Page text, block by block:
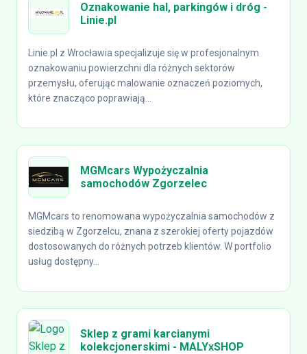
Oznakowanie hal, parkingów i dróg -
Linie.pl
Linie.pl z Wrocławia specjalizuje się w profesjonalnym
oznakowaniu powierzchni dla różnych sektorów
przemysłu, oferując malowanie oznaczeń poziomych,
które znacząco poprawiają...
MGMcars Wypożyczalnia
samochodów Zgorzelec
MGMcars to renomowana wypożyczalnia samochodów z
siedzibą w Zgorzelcu, znana z szerokiej oferty pojazdów
dostosowanych do różnych potrzeb klientów. W portfolio
usług dostępny...
Sklep z grami karcianymi
kolekcjonerskimi - MALYxSHOP